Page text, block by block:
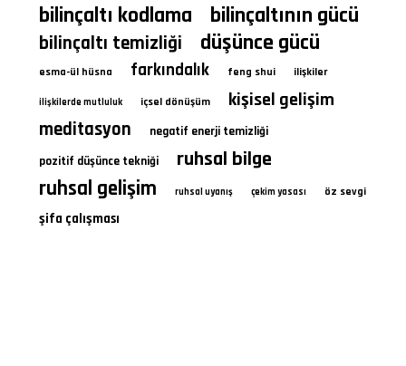
bilinçaltı kodlama bilinçaltının gücü
bilinçaltı temizliği düşünce gücü
esma-ül hüsna farkındalık feng shui ilişkiler
ilişkilerde mutluluk içsel dönüşüm
kişisel gelişim
meditasyon
negatif enerji temizliği
pozitif düşünce tekniği
ruhsal bilge
ruhsal gelişim
ruhsal uyanış çekim yasası öz sevgi
şifa çalışması